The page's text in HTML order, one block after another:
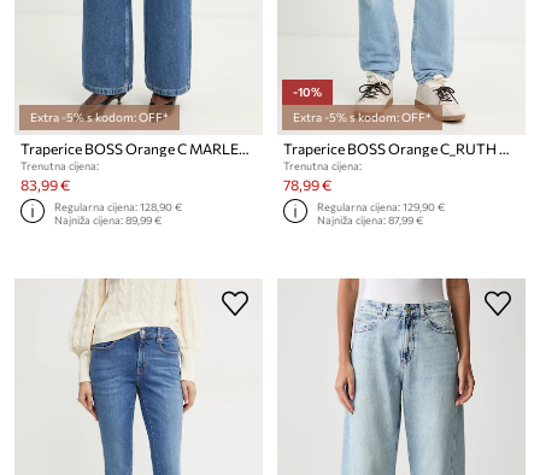
Extra -5% s kodom: OFF*
Traperice BOSS Orange C MARLENE HR 10.0
Trenutna cijena:
83,99 €
Regularna cijena:128,90 €
Najniža cijena:89,99 €
-10%
Extra -5% s kodom: OFF*
Traperice BOSS Orange C_RUTH HR 5.0
Trenutna cijena:
78,99 €
Regularna cijena:129,90 €
Najniža cijena:87,99 €